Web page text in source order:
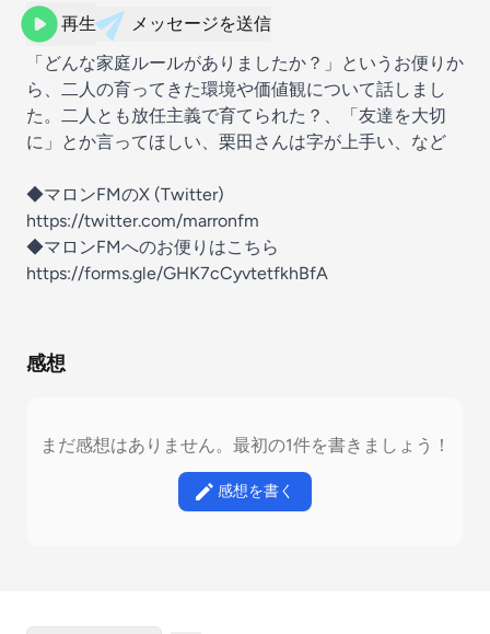
再生
メッセージを送信
「どんな家庭ルールがありましたか？」というお便りか
ら、二人の育ってきた環境や価値観について話しまし
た。二人とも放任主義で育てられた？、「友達を大切
に」とか言ってほしい、栗田さんは字が上手い、など
◆マロンFMのX (Twitter)
https://twitter.com/marronfm
◆マロンFMへのお便りはこちら
https://forms.gle/GHK7cCyvtetfkhBfA
感想
まだ感想はありません。最初の1件を書きましょう！
感想を書く